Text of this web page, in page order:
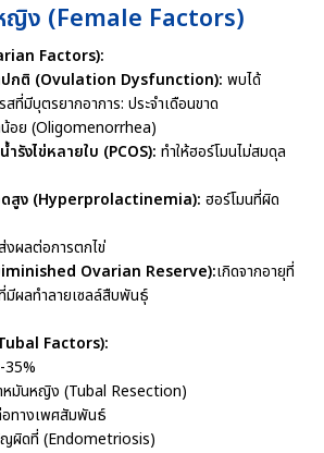
ญิง (Female Factors)
Factors):
ปกติ (Ovulation Dysfunction): พบได้
ที่มีบุตรยากอาการ: ประจำเดือนขาด
อย (Oligomenorrhea)
ำรังไข่หลายใบ (PCOS): ทำให้ฮอร์โมนไม่สมดุล
ดสูง (Hyperprolactinemia): ฮอร์โมนที่ผิด
งผลต่อการตกไข่
Ovarian Reserve):เกิดจากอายุที่
มีผลทำลายเซลล์สืบพันธุ์
Factors):
35%
หมันหญิง (Tubal Resection)
อทางเพศสัมพันธ์
ญผิดที่ (Endometriosis)